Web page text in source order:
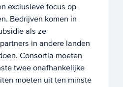
exclusieve focus op
Bedrijven komen in
als ze
in andere landen
Consortia moeten
twee onafhankelijke
moeten uit ten minste